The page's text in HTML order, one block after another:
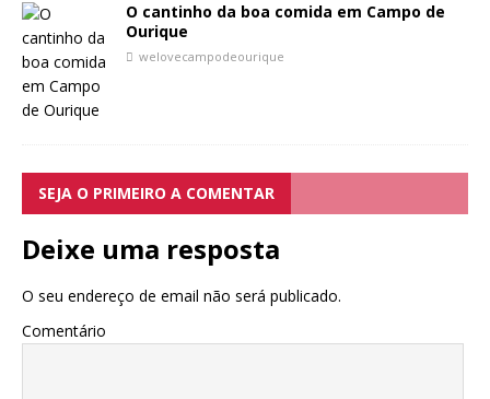
O cantinho da boa comida em Campo de
Ourique
welovecampodeourique
SEJA O PRIMEIRO A COMENTAR
Deixe uma resposta
O seu endereço de email não será publicado.
Comentário